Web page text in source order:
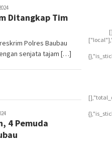
Ditangkap Tim
Polres Baubau
senjata tajam […]
4 Pemuda